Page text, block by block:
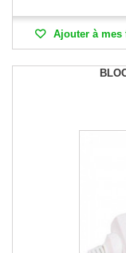
Ajouter à mes